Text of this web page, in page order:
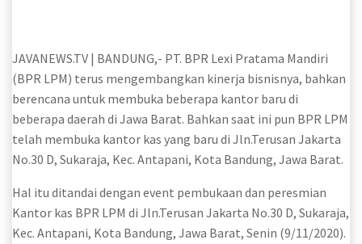
JAVANEWS.TV | BANDUNG,- PT. BPR Lexi Pratama Mandiri
(BPR LPM) terus mengembangkan kinerja bisnisnya, bahkan
berencana untuk membuka beberapa kantor baru di
beberapa daerah di Jawa Barat. Bahkan saat ini pun BPR LPM
telah membuka kantor kas yang baru di Jln.Terusan Jakarta
No.30 D, Sukaraja, Kec. Antapani, Kota Bandung, Jawa Barat.
Hal itu ditandai dengan event pembukaan dan peresmian
Kantor kas BPR LPM di Jln.Terusan Jakarta No.30 D, Sukaraja,
Kec. Antapani, Kota Bandung, Jawa Barat, Senin (9/11/2020).